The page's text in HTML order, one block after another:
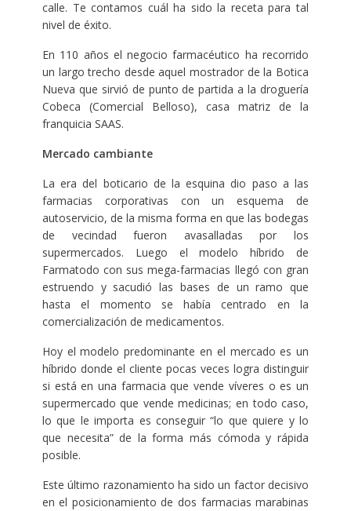
calle. Te contamos cuál ha sido la receta para tal
nivel de éxito.
En 110 años el negocio farmacéutico ha recorrido
un largo trecho desde aquel mostrador de la Botica
Nueva que sirvió de punto de partida a la droguería
Cobeca (Comercial Belloso), casa matriz de la
franquicia SAAS.
Mercado cambiante
La era del boticario de la esquina dio paso a las
farmacias corporativas con un esquema de
autoservicio, de la misma forma en que las bodegas
de vecindad fueron avasalladas por los
supermercados. Luego el modelo híbrido de
Farmatodo con sus mega-farmacias llegó con gran
estruendo y sacudió las bases de un ramo que
hasta el momento se había centrado en la
comercialización de medicamentos.
Hoy el modelo predominante en el mercado es un
híbrido donde el cliente pocas veces logra distinguir
si está en una farmacia que vende víveres o es un
supermercado que vende medicinas; en todo caso,
lo que le importa es conseguir “lo que quiere y lo
que necesita” de la forma más cómoda y rápida
posible.
Este último razonamiento ha sido un factor decisivo
en el posicionamiento de dos farmacias marabinas